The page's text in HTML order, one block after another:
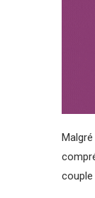
couple